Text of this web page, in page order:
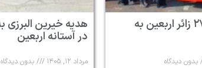
بازگشت ۲۷۶۰ زائر اربعین به
بدون دیدگاه
در آستانه اربعین
مرداد ۱۲, ۱۴۰۵ بدون دیدگاه